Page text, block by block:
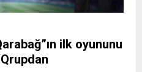
ilk oyununu